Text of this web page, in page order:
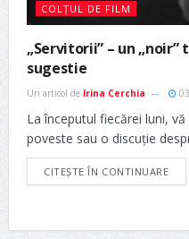
COLȚUL DE FILM
„Servitorii” – un
sugestie
Un articol de Irina Cerchia
La începutul fiecărei luni,
poveste sau o discuție
CITEȘTE ÎN CONTINUARE